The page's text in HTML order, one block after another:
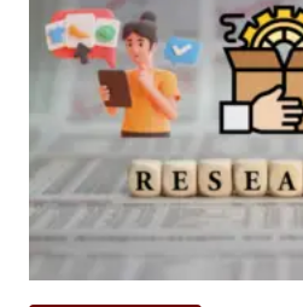
वा
ढी
सा
ठी
G
O
O
G
L